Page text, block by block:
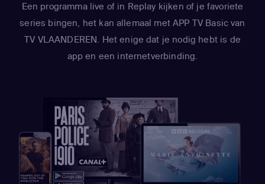
Een programma live of in Replay kijken of je favoriete
series bingen, het kan allemaal met APP TV Basic van
TV VLAANDEREN. Het enige dat je nodig hebt is de
app en een internetverbinding.